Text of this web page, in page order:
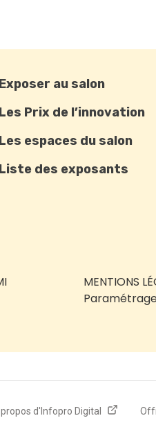
Exposer au salon
Les Prix de l’innovation
Les espaces du salon
Liste des exposants
MENTIONS